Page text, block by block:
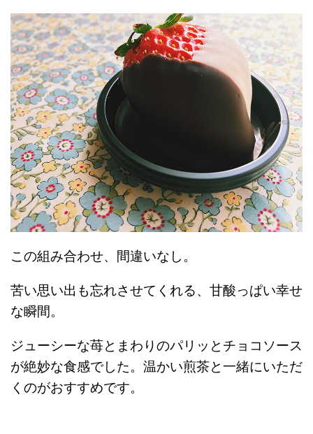
この組み合わせ、間違いなし。
苦い思い出も忘れさせてくれる、甘酸っぱい幸せ
な瞬間。
ジューシーな苺とまわりのパリッとチョコソース
が絶妙な食感でした。温かい煎茶と一緒にいただ
くのがおすすめです。